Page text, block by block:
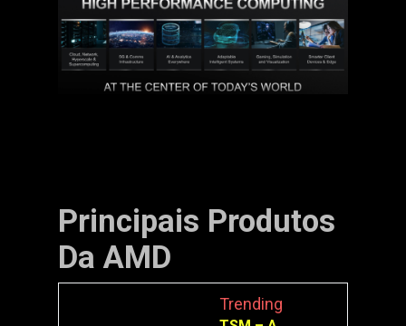
Principais Produtos
Da AMD
Trending